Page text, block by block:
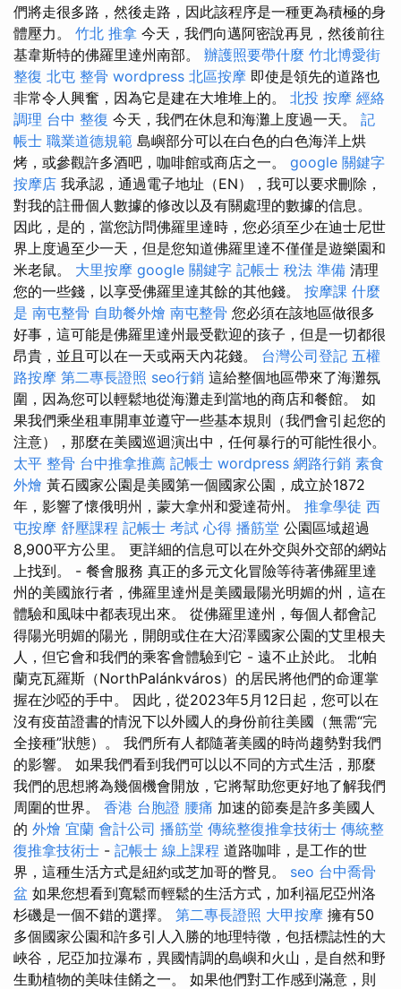
們將走很多路，然後走路，因此該程序是一種更為積極的身
體壓力。 竹北 推拿 今天，我們向邁阿密說再見，然後前往
基韋斯特的佛羅里達州南部。 辦護照要帶什麼 竹北博愛街
整復 北屯 整骨 wordpress 北區按摩 即使是領先的道路也
非常令人興奮，因為它是建在大堆堆上的。 北投 按摩 經絡
調理 台中 整復 今天，我們在休息和海灘上度過一天。 記
帳士 職業道德規範 島嶼部分可以在白色的白色海洋上烘
烤，或參觀許多酒吧，咖啡館或商店之一。 google 關鍵字
按摩店 我承認，通過電子地址（EN），我可以要求刪除，
對我的註冊個人數據的修改以及有關處理的數據的信息。
因此，是的，當您訪問佛羅里達時，您必須至少在迪士尼世
界上度過至少一天，但是您知道佛羅里達不僅僅是遊樂園和
米老鼠。 大里按摩 google 關鍵字 記帳士 稅法 準備 清理
您的一些錢，以享受佛羅里達其餘的其他錢。 按摩課 什麼
是 南屯整骨 自助餐外燴 南屯整骨 您必須在該地區做很多
好事，這可能是佛羅里達州最受歡迎的孩子，但是一切都很
昂貴，並且可以在一天或兩天內花錢。 台灣公司登記 五權
路按摩 第二專長證照 seo行銷 這給整個地區帶來了海灘氛
圍，因為您可以輕鬆地從海灘走到當地的商店和餐館。 如
果我們乘坐租車開車並遵守一些基本規則（我們會引起您的
注意），那麼在美國巡迴演出中，任何暴行的可能性很小。
太平 整骨 台中推拿推薦 記帳士 wordpress 網路行銷 素食
外燴 黃石國家公園是美國第一個國家公園，成立於1872
年，影響了懷俄明州，蒙大拿州和愛達荷州。 推拿學徒 西
屯按摩 舒壓課程 記帳士 考試 心得 播筋堂 公園區域超過
8,900平方公里。 更詳細的信息可以在外交與外交部的網站
上找到。 - 餐會服務 真正的多元文化冒險等待著佛羅里達
州的美國旅行者，佛羅里達州是美國最陽光明媚的州，這在
體驗和風味中都表現出來。 從佛羅里達州，每個人都會記
得陽光明媚的陽光，開朗或住在大沼澤國家公園的艾里根夫
人，但它會和我們的乘客會體驗到它 - 遠不止於此。 北帕
蘭克瓦羅斯（NorthPalánkváros）的居民將他們的命運掌
握在沙啞的手中。 因此，從2023年5月12日起，您可以在
沒有疫苗證書的情況下以外國人的身份前往美國（無需“完
全接種”狀態）。 我們所有人都隨著美國的時尚趨勢對我們
的影響。 如果我們看到我們可以以不同的方式生活，那麼
我們的思想將為幾個機會開放，它將幫助您更好地了解我們
周圍的世界。 香港 台胞證 腰痛 加速的節奏是許多美國人
的 外燴 宜蘭 會計公司 播筋堂 傳統整復推拿技術士 傳統整
復推拿技術士 - 記帳士 線上課程 道路咖啡，是工作的世
界，這種生活方式是紐約或芝加哥的瞥見。 seo 台中喬骨
盆 如果您想看到寬鬆而輕鬆的生活方式，加利福尼亞州洛
杉磯是一個不錯的選擇。 第二專長證照 大甲按摩 擁有50
多個國家公園和許多引人入勝的地理特徵，包括標誌性的大
峽谷，尼亞加拉瀑布，異國情調的島嶼和火山，是自然和野
生動植物的美味佳餚之一。 如果他們對工作感到滿意，則